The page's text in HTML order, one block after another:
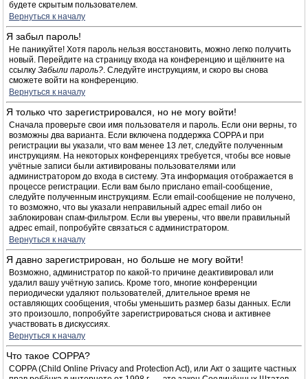
будете скрытым пользователем.
Вернуться к началу
Я забыл пароль!
Не паникуйте! Хотя пароль нельзя восстановить, можно легко получить
новый. Перейдите на страницу входа на конференцию и щёлкните на
ссылку Забыли пароль?. Следуйте инструкциям, и скоро вы снова
сможете войти на конференцию.
Вернуться к началу
Я только что зарегистрировался, но не могу войти!
Сначала проверьте свои имя пользователя и пароль. Если они верны, то
возможны два варианта. Если включена поддержка COPPA и при
регистрации вы указали, что вам менее 13 лет, следуйте полученным
инструкциям. На некоторых конференциях требуется, чтобы все новые
учётные записи были активированы пользователями или
администратором до входа в систему. Эта информация отображается в
процессе регистрации. Если вам было прислано email-сообщение,
следуйте полученным инструкциям. Если email-сообщение не получено,
то возможно, что вы указали неправильный адрес email либо он
заблокирован спам-фильтром. Если вы уверены, что ввели правильный
адрес email, попробуйте связаться с администратором.
Вернуться к началу
Я давно зарегистрирован, но больше не могу войти!
Возможно, администратор по какой-то причине деактивировал или
удалил вашу учётную запись. Кроме того, многие конференции
периодически удаляют пользователей, длительное время не
оставляющих сообщения, чтобы уменьшить размер базы данных. Если
это произошло, попробуйте зарегистрироваться снова и активнее
участвовать в дискуссиях.
Вернуться к началу
Что такое COPPA?
COPPA (Child Online Privacy and Protection Act), или Акт о защите частных